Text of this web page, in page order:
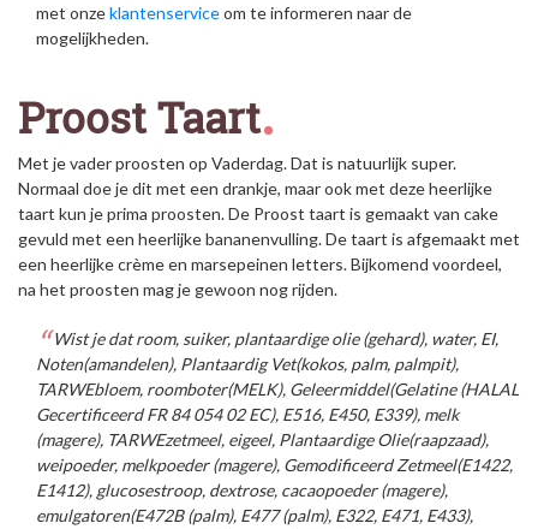
met onzeklantenserviceom te informeren naar de
mogelijkheden.
Proost Taart
Met je vader proosten op Vaderdag. Dat is natuurlijk super.
Normaal doe je dit met een drankje, maar ook met deze heerlijke
taart kun je prima proosten. De Proost taart is gemaakt van cake
gevuld met een heerlijke bananenvulling. De taart is afgemaakt met
een heerlijke crème en marsepeinen letters. Bijkomend voordeel,
na het proosten mag je gewoon nog rijden.
Wist je dat room, suiker, plantaardige olie (gehard), water, EI,
Noten(amandelen), Plantaardig Vet(kokos, palm, palmpit),
TARWEbloem, roomboter(MELK), Geleermiddel(Gelatine (HALAL
Gecertificeerd FR 84 054 02 EC), E516, E450, E339), melk
(magere), TARWEzetmeel, eigeel, Plantaardige Olie(raapzaad),
weipoeder, melkpoeder (magere), Gemodificeerd Zetmeel(E1422,
E1412), glucosestroop, dextrose, cacaopoeder (magere),
emulgatoren(E472B (palm), E477 (palm), E322, E471, E433),